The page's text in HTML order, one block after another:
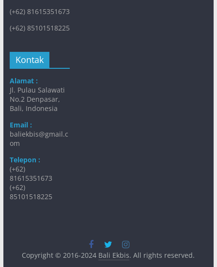
(+62) 81615351673
(+62) 85101518225
Kontak
Alamat :
Jl. Pulau Salawati
No.2 Denpasar,
Bali, Indonesia
Email :
baliekbis@gmail.c
om
Telepon :
(+62)
81615351673
(+62)
85101518225
Copyright © 2016-2024 Bali Ekbis. All rights reserved.